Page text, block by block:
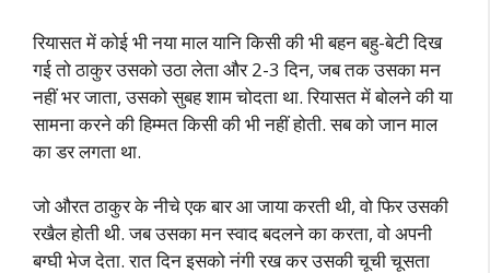
रियासत में कोई भी नया माल यानि किसी की भी बहन बहु-बेटी दिख
गई तो ठाकुर उसको उठा लेता और 2-3 दिन, जब तक उसका मन
नहीं भर जाता, उसको सुबह शाम चोदता था. रियासत में बोलने की या
सामना करने की हिम्मत किसी की भी नहीं होती. सब को जान माल
का डर लगता था.
जो औरत ठाकुर के नीचे एक बार आ जाया करती थी, वो फिर उसकी
रखैल होती थी. जब उसका मन स्वाद बदलने का करता, वो अपनी
बग्घी भेज देता. रात दिन इसको नंगी रख कर उसकी चूची चूसता